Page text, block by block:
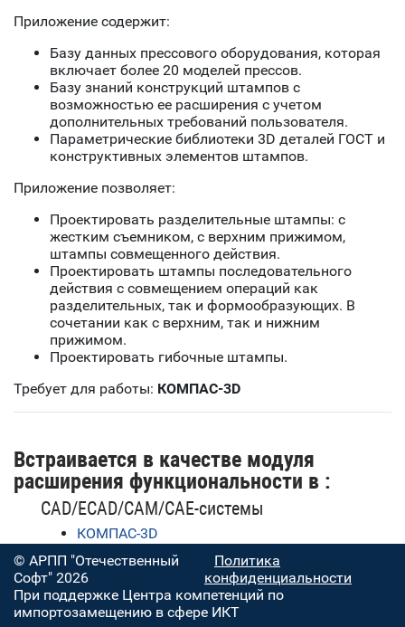
Приложение содержит:
Базу данных прессового оборудования, которая
включает более 20 моделей прессов.
Базу знаний конструкций штампов с
возможностью ее расширения с учетом
дополнительных требований пользователя.
Параметрические библиотеки 3D деталей ГОСТ и
конструктивных элементов штампов.
Приложение позволяет:
Проектировать разделительные штампы: с
жестким съемником, с верхним прижимом,
штампы совмещенного действия.
Проектировать штампы последовательного
действия с совмещением операций как
разделительных, так и формообразующих. В
сочетании как с верхним, так и нижним
прижимом.
Проектировать гибочные штампы.
Требует для работы: КОМПАС-3D
Встраивается в качестве модуля
расширения функциональности в :
CAD/ECAD/CAM/CAE-системы
КОМПАС-3D
© АРПП "Отечественный
Софт" 2026
Политика
конфиденциальности
При поддержке Центра компетенций по
импортозамещению в сфере ИКТ